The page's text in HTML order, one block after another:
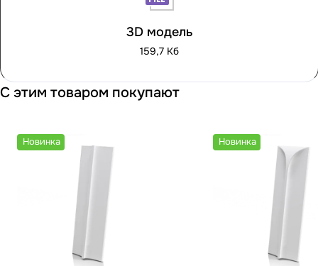
3D модель
159,7 Кб
С этим товаром покупают
Новинка Новинка